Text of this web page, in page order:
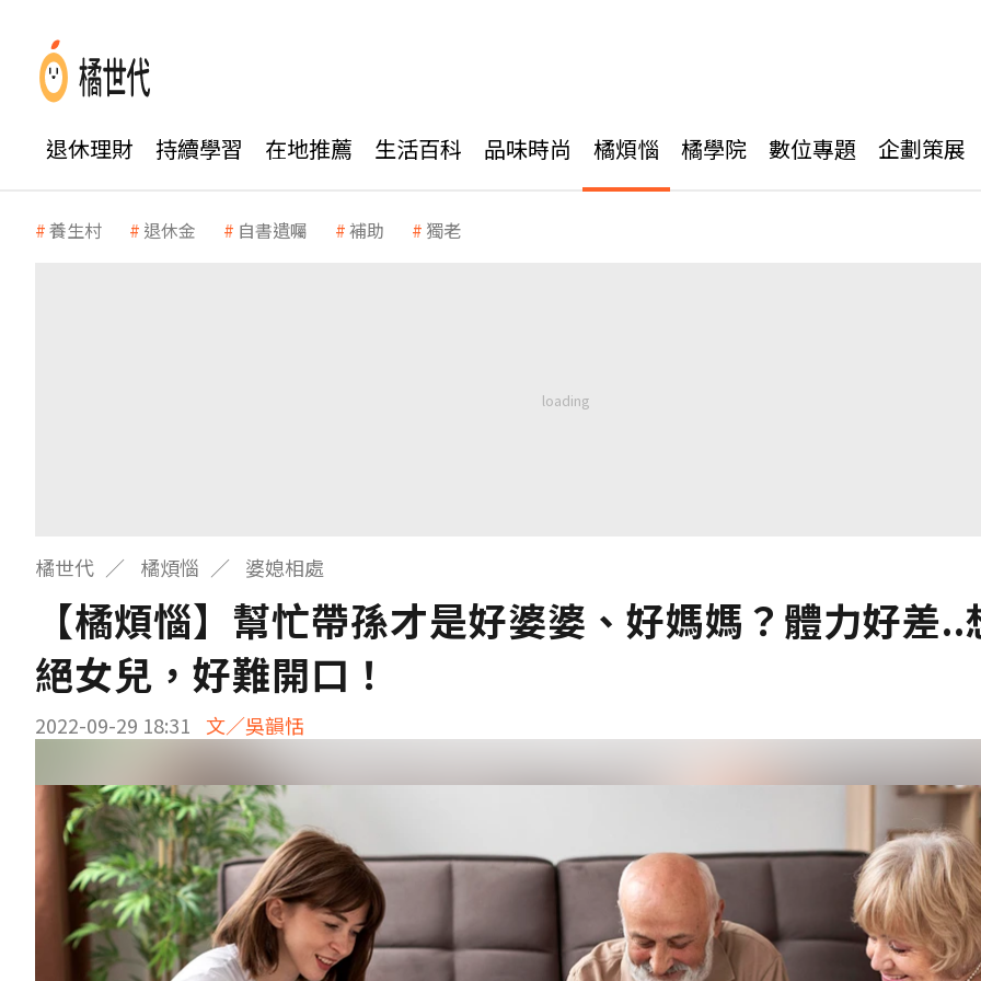
退休理財 持續學習 在地推薦 生活百科 品味時尚 橘煩惱 橘學院 數位專題 企劃策展
養生村 退休金 自書遺囑 補助 獨老
橘世代 橘煩惱 婆媳相處
【橘煩惱】幫忙帶孫才是好婆婆、好媽媽？體力好差..
絕女兒，好難開口！
2022-09-29 18:31 文／吳韻恬